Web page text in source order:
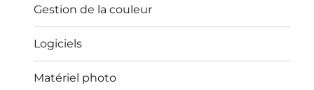
Gestion de la couleur
Logiciels
Matériel photo